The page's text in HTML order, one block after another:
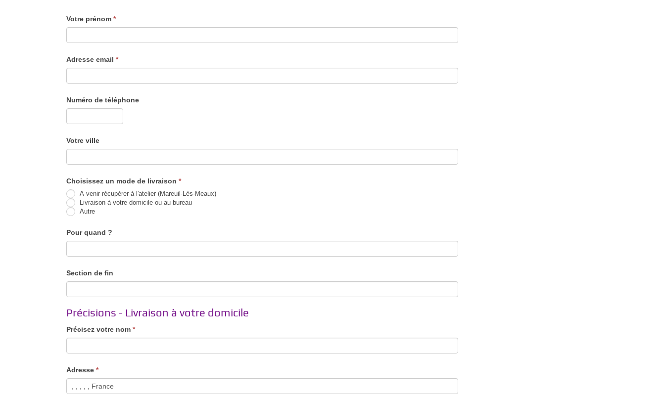
Votre prénom*
Adresse email*
Numéro de téléphone
Votre ville
Choisissez un mode de livraison*
A venir récupérer à l'atelier (Mareuil-Lès-Meaux)
Livraison à votre domicile ou au bureau
Autre
Pour quand ?
Section de fin
Précisions - Livraison à votre domicile
Précisez votre nom*
Adresse*